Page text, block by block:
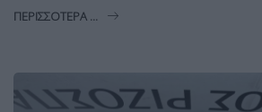
ΠΕΡΙΣΣΌΤΕΡΑ ...